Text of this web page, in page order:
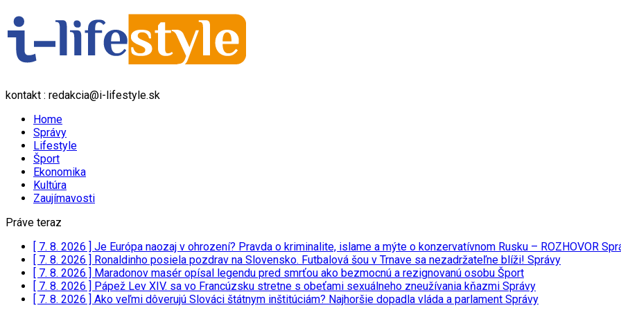
kontakt : redakcia@i-lifestyle.sk
Home
Správy
Lifestyle
Šport
Ekonomika
Kultúra
Zaujímavosti
Práve teraz
[ 7. 8. 2026 ] Je Európa naozaj v ohrození? Pravda o kriminalite, islame a mýte o konzervatívnom Rusku – ROZHOVOR
[ 7. 8. 2026 ] Ronaldinho posiela pozdrav na Slovensko. Futbalová šou v Trnave sa nezadržateľne blíži! Správy
[ 7. 8. 2026 ] Maradonov masér opísal legendu pred smrťou ako bezmocnú a rezignovanú osobu Šport
[ 7. 8. 2026 ] Pápež Lev XIV. sa vo Francúzsku stretne s obeťami sexuálneho zneužívania kňazmi Správy
[ 7. 8. 2026 ] Ako veľmi dôverujú Slováci štátnym inštitúciám? Najhoršie dopadla vláda a parlament Správy